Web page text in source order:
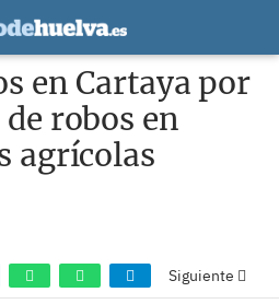
en Cartaya por
robos en
agrícolas
Siguiente